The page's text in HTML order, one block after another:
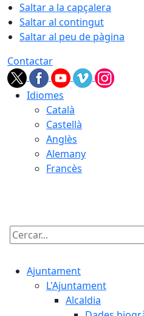
Saltar a la capçalera
Saltar al contingut
Saltar al peu de pàgina
Contactar
Idiomes
Català
Castellà
Anglès
Alemany
Francès
Cercar:
Ajuntament
L'Ajuntament
Alcaldia